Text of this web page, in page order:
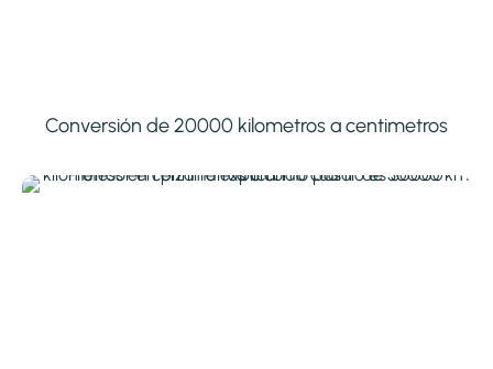
Conversión de 20000 kilometros a centimetros